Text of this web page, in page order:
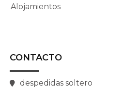
Alojamientos
CONTACTO
despedidas soltero